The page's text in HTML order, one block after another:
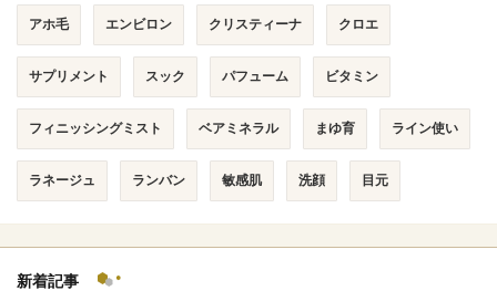
アホ毛 エンビロン クリスティーナ クロエ
サプリメント スック パフューム ビタミン
フィニッシングミスト ベアミネラル まゆ育 ライン使い
ラネージュ ランバン 敏感肌 洗顔 目元
新着記事